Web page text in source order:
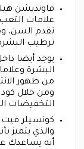
فاونديشن
علامات التعب
تقدم السن،
ترطيب
يوجد أيضا
البشرة
من ظهور
ومن خلال
التخفيضات
كونسيلر فيت
والذي يتميز
أنه يساعدك